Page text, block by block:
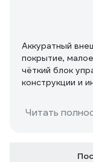
Аккуратный
покрытие,
чёткий блок
конструкции и
Читать